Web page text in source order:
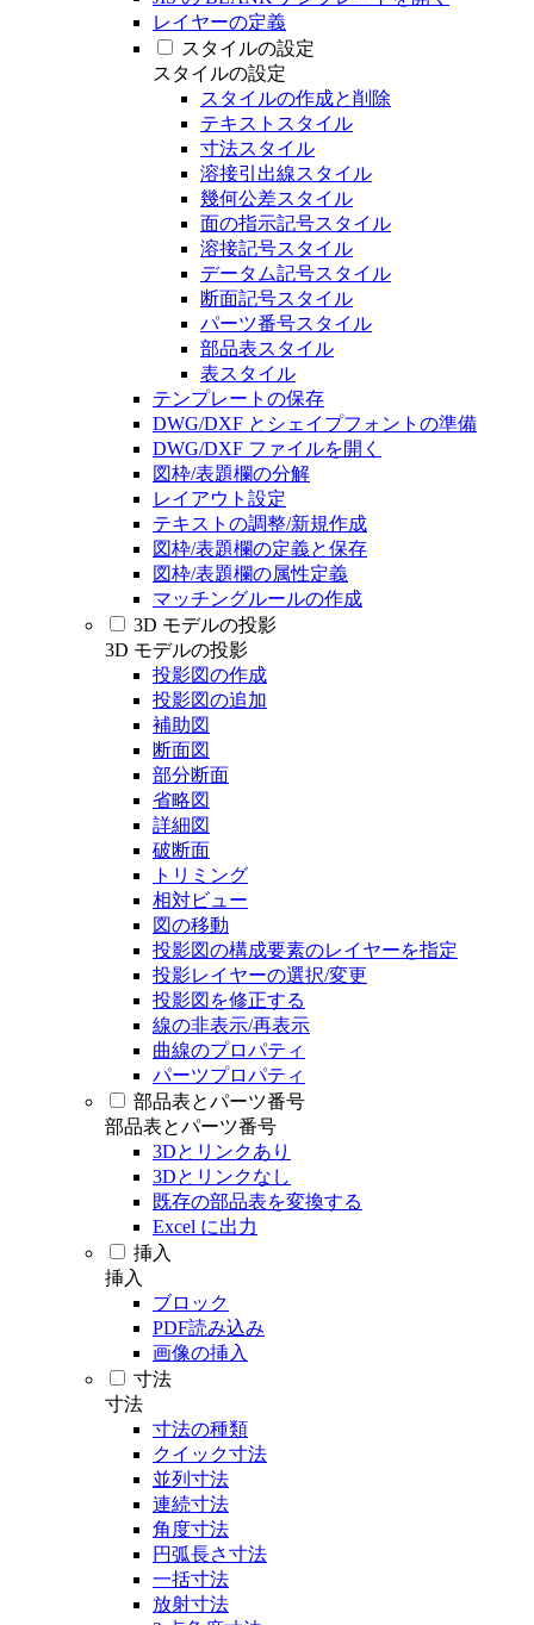
レイヤーの定義
スタイルの設定
スタイルの設定
スタイルの作成と削除
テキストスタイル
寸法スタイル
溶接引出線スタイル
幾何公差スタイル
面の指示記号スタイル
溶接記号スタイル
データム記号スタイル
断面記号スタイル
パーツ番号スタイル
部品表スタイル
表スタイル
テンプレートの保存
DWG/DXF とシェイプフォントの準備
DWG/DXF ファイルを開く
図枠/表題欄の分解
レイアウト設定
テキストの調整/新規作成
図枠/表題欄の定義と保存
図枠/表題欄の属性定義
マッチングルールの作成
3D モデルの投影
3D モデルの投影
投影図の作成
投影図の追加
補助図
断面図
部分断面
省略図
詳細図
破断面
トリミング
相対ビュー
図の移動
投影図の構成要素のレイヤーを指定
投影レイヤーの選択/変更
投影図を修正する
線の非表示/再表示
曲線のプロパティ
パーツプロパティ
部品表とパーツ番号
部品表とパーツ番号
3Dとリンクあり
3Dとリンクなし
既存の部品表を変換する
Excel に出力
挿入
挿入
ブロック
PDF読み込み
画像の挿入
寸法
寸法
寸法の種類
クイック寸法
並列寸法
連続寸法
角度寸法
円弧長さ寸法
一括寸法
放射寸法